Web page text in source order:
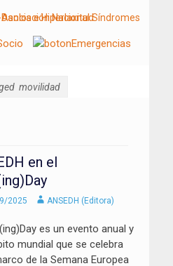
ANSEDH
Síndrome de Ehlers-Danlos e Hiperlaxitud
movilidad
en el
2025 AutorANSEDH (Editora)
es un evento anual y
mundial que se celebra
de la Semana Europea